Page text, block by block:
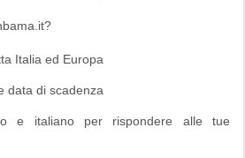
Italia ed Europa
data di scadenza
e italiano per rispondere alle tue